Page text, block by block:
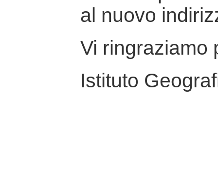
al nuovo
Vi ringraziamo
Istituto